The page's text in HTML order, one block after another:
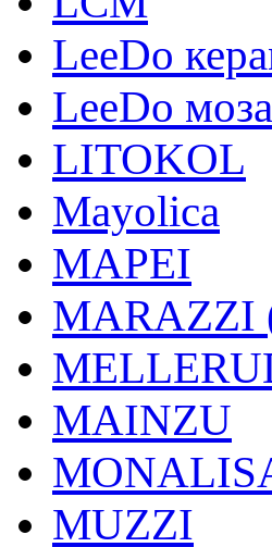
LeeDo
LeeDo
LITOKOL
Mayolica
MAPEI
MARAZZI
MAINZU
MUZZI